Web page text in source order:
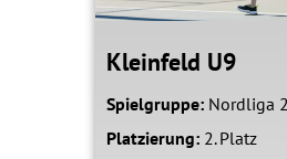
Kleinfeld U9
Spielgruppe: Nordliga
Platzierung: 2. Platz